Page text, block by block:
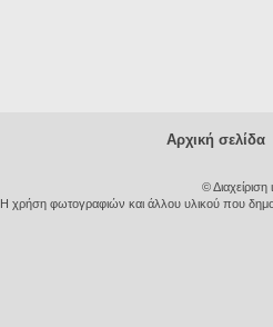
Αρχική σελίδα
©
Η χρήση φωτογραφιών και άλλου υλικού που